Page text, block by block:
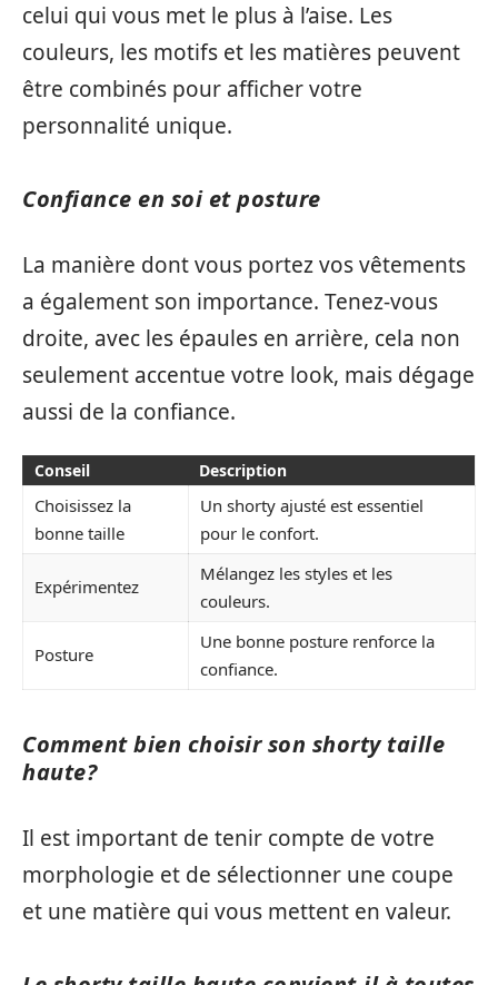
celui qui vous met le plus à l’aise. Les
couleurs, les motifs et les matières peuvent
être combinés pour afficher votre
personnalité unique.
Confiance en soi et posture
La manière dont vous portez vos vêtements
a également son importance. Tenez-vous
droite, avec les épaules en arrière, cela non
seulement accentue votre look, mais dégage
aussi de la confiance.
Conseil Description
Choisissez la
bonne taille
Un shorty ajusté est essentiel
pour le confort.
Expérimentez
Mélangez les styles et les
couleurs.
Posture
Une bonne posture renforce la
confiance.
Comment bien choisir son shorty taille
haute?
Il est important de tenir compte de votre
morphologie et de sélectionner une coupe
et une matière qui vous mettent en valeur.